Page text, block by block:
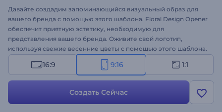
Давайте создадим запоминающийся визуальный образ для
вашего бренда с помощью этого шаблона. Floral Design Opener
обеспечит приятную эстетику, необходимую для
представления вашего бренда. Оживите свой логотип,
используя свежие весенние цветы с помощью этого шаблона.
Загрузите логотип, введите слоган и подождите несколько
минут, чтобы получить профессиональную
анимацию
студий флористического дизайна, рекламных акций
цветочных магазинов, презентаций свадебных агентств и
16:9 9:16 1:1
Создать Сейчас